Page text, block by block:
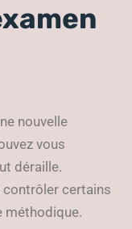
nouvelle
vous
déraille.
contrôler certains
méthodique.